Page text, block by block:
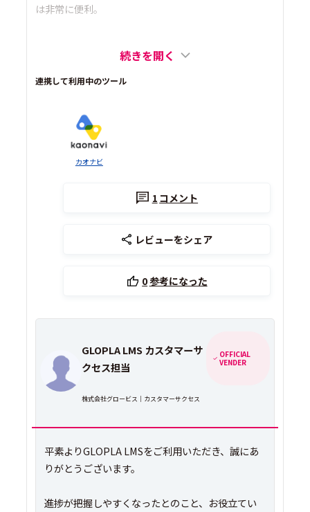
は非常に便利。
続きを開く
連携して利用中のツール
カオナビ
1 コメント
レビューをシェア
0参考になった
GLOPLA LMS カスタマーサ
クセス担当
OFFICIAL
VENDER
株式会社グロービス｜カスタマーサクセス
平素よりGLOPLA LMSをご利用いただき、誠にあ
りがとうございます。
進捗が把握しやすくなったとのこと、お役立てい